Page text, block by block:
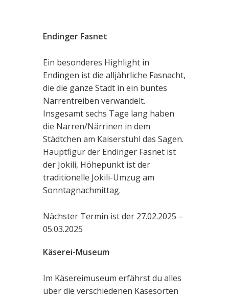
Endinger Fasnet
Ein besonderes Highlight in
Endingen ist die alljährliche Fasnacht,
die die ganze Stadt in ein buntes
Narrentreiben verwandelt.
Insgesamt sechs Tage lang haben
die Narren/Närrinen in dem
Städtchen am Kaiserstuhl das Sagen.
Hauptfigur der Endinger Fasnet ist
der Jokili, Höhepunkt ist der
traditionelle Jokili-Umzug am
Sonntagnachmittag.
Nächster Termin ist der 27.02.2025 –
05.03.2025
Käserei-Museum
Im Käsereimuseum erfährst du alles
über die verschiedenen Käsesorten